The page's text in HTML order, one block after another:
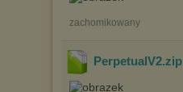
zachomikowany
PerpetualV2